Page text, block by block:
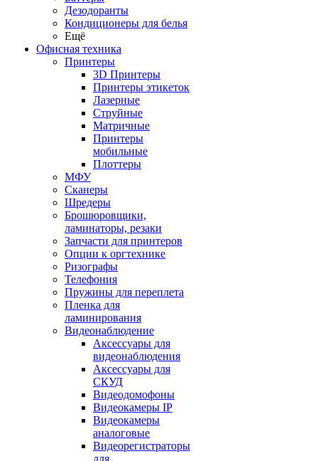
Дезодоранты
Кондиционеры для белья
Ещё
Офисная техника
Принтеры
3D Принтеры
Принтеры этикеток
Лазерные
Струйные
Матричные
Принтеры
мобильные
Плоттеры
МФУ
Сканеры
Шредеры
Брошюровщики,
ламинаторы, резаки
Запчасти для принтеров
Опции к оргтехнике
Ризографы
Телефония
Пружины для переплета
Пленка для
ламинирования
Видеонаблюдение
Аксессуары для
видеонаблюдения
Аксессуары для
СКУД
Видеодомофоны
Видеокамеры IP
Видеокамеры
аналоговые
Видеорегистраторы
для